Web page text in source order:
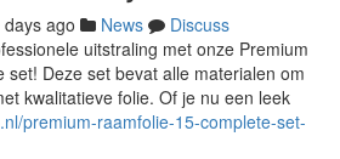
days ago News
Discuss
uitstraling met onze Premium
set! Deze set bevat alle materialen om
kwalitatieve folie. Of je nu een leek
premium-raamfolie-15-complete-set-